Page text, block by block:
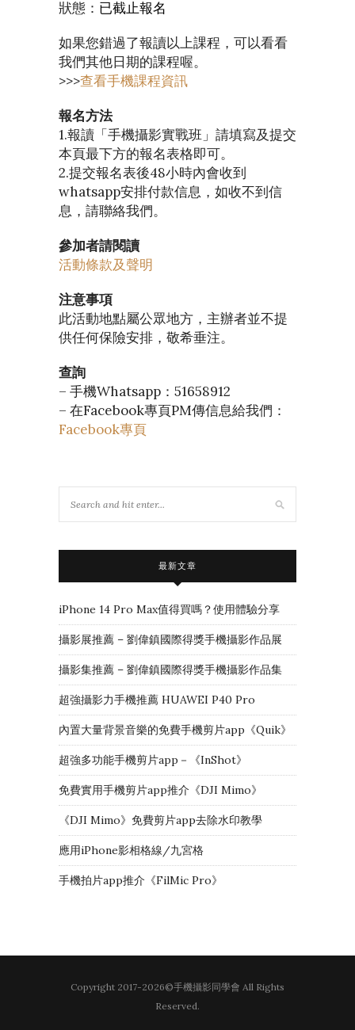
狀態： 已截止報名
如果您錯過了報讀以上課程，可以看看
我們其他日期的課程喔。
>>>查看手機課程資訊
報名方法
1.報讀「手機攝影實戰班」請填寫及提交
本頁最下方的報名表格即可。
2.提交報名表後48小時內會收到
whatsapp安排付款信息，如收不到信
息，請聯絡我們。
參加者請閱讀
活動條款及聲明
注意事項
此活動地點屬公眾地方，主辦者並不提
供任何保險安排，敬希垂注。
查詢
– 手機Whatsapp：51658912
– 在Facebook專頁PM傳信息給我們：
Facebook專頁
最新文章
iPhone 14 Pro Max值得買嗎？使用體驗分享
攝影展推薦 – 劉偉鎮國際得獎手機攝影作品展
攝影集推薦 – 劉偉鎮國際得獎手機攝影作品集
超強攝影力手機推薦 HUAWEI P40 Pro
內置大量背景音樂的免費手機剪片app《Quik》
超強多功能手機剪片app－《InShot》
免費實用手機剪片app推介《DJI Mimo》
《DJI Mimo》免費剪片app去除水印教學
應用iPhone影相格線/九宮格
手機拍片app推介《FilMic Pro》
Copyright 2017-2026©手機攝影同學會 All Rights
Reserved.